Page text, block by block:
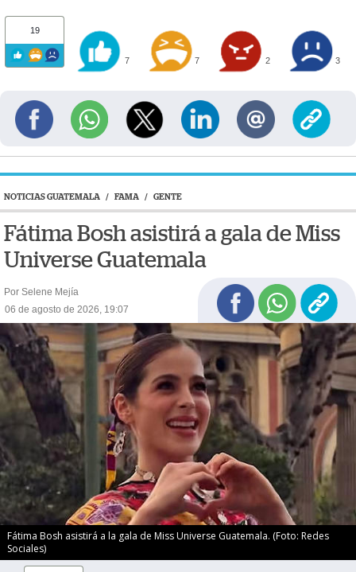
19
7 7 2 3
NOTICIAS GUATEMALA / FAMA / GENTE
Fátima Bosh asistirá a gala de Miss
Universe Guatemala
Por Selene Mejía
06 de agosto de 2026, 19:07
Fátima Bosh asistirá a la gala de Miss Universe Guatemala. (Foto: Redes
Sociales)